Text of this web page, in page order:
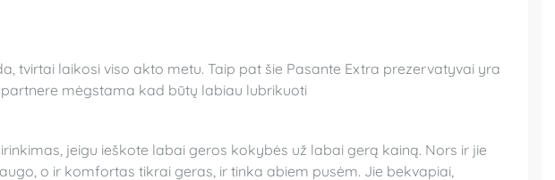
tvirtai laikosi viso akto metu. Taip pat šie Pasante Extra prezervatyvai yra
mėgstama kad būtų labiau lubrikuoti
jeigu ieškote labai geros kokybės už labai gerą kainą. Nors ir jie
o ir komfortas tikrai geras, ir tinka abiem pusėm. Jie bekvapiai,